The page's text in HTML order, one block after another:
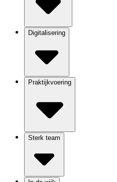
Digitalisering
Praktijkvoering
Sterk team